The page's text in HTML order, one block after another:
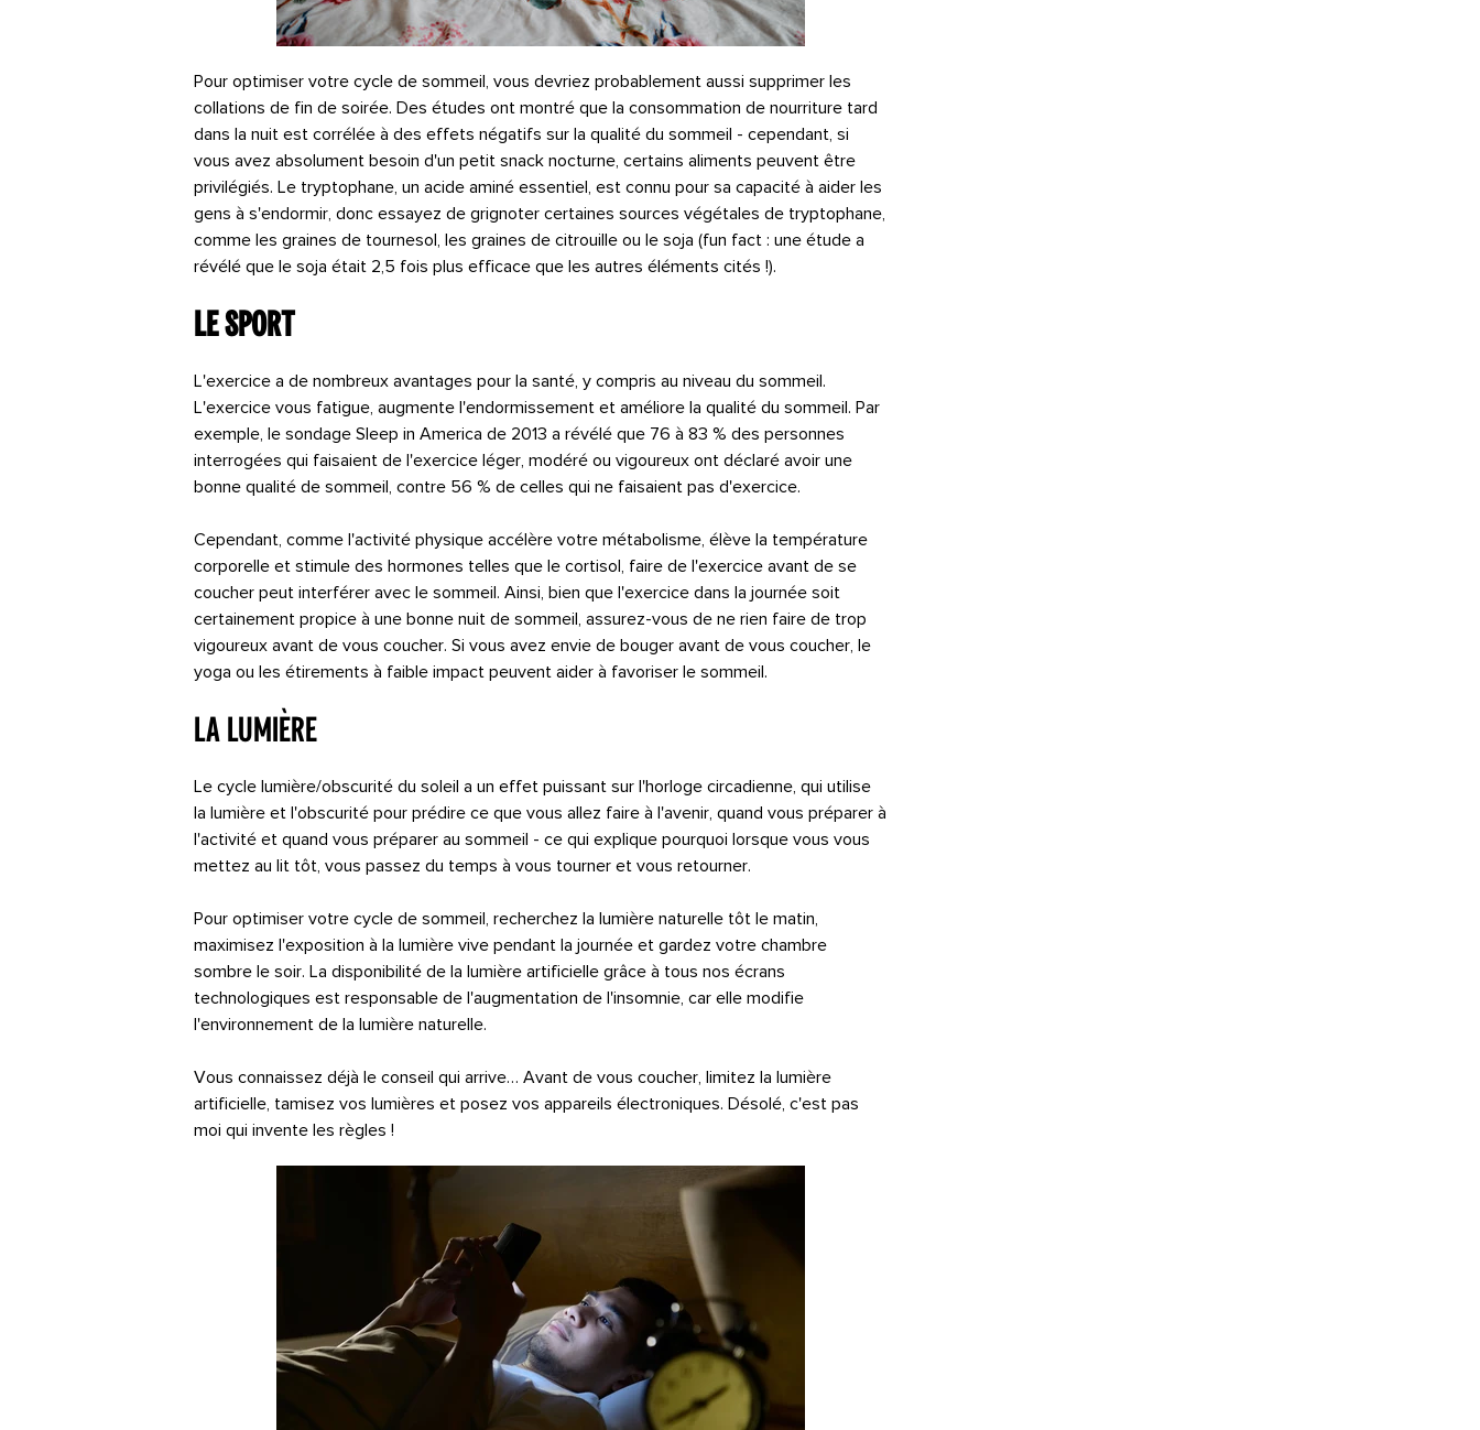
Pour optimiser votre cycle de sommeil, vous devriez probablement aussi supprimer les
collations de fin de soirée. Des études ont montré que la consommation de nourriture tard
dans la nuit est corrélée à des effets négatifs sur la qualité du sommeil - cependant, si
vous avez absolument besoin d'un petit snack nocturne, certains aliments peuvent être
privilégiés. Le tryptophane, un acide aminé essentiel, est connu pour sa capacité à aider les
gens à s'endormir, donc essayez de grignoter certaines sources végétales de tryptophane,
comme les graines de tournesol, les graines de citrouille ou le soja (fun fact : une étude a
révélé que le soja était 2,5 fois plus efficace que les autres éléments cités !).
Le sport
L'exercice a de nombreux avantages pour la santé, y compris au niveau du sommeil.
L'exercice vous fatigue, augmente l'endormissement et améliore la qualité du sommeil. Par
exemple, le sondage Sleep in America de 2013 a révélé que 76 à 83 % des personnes
interrogées qui faisaient de l'exercice léger, modéré ou vigoureux ont déclaré avoir une
bonne qualité de sommeil, contre 56 % de celles qui ne faisaient pas d'exercice.
Cependant, comme l'activité physique accélère votre métabolisme, élève la température
corporelle et stimule des hormones telles que le cortisol, faire de l'exercice avant de se
coucher peut interférer avec le sommeil. Ainsi, bien que l'exercice dans la journée soit
certainement propice à une bonne nuit de sommeil, assurez-vous de ne rien faire de trop
vigoureux avant de vous coucher. Si vous avez envie de bouger avant de vous coucher, le
yoga ou les étirements à faible impact peuvent aider à favoriser le sommeil.
La lumière
Le cycle lumière/obscurité du soleil a un effet puissant sur l'horloge circadienne, qui utilise
la lumière et l'obscurité pour prédire ce que vous allez faire à l'avenir, quand vous préparer à
l'activité et quand vous préparer au sommeil - ce qui explique pourquoi lorsque vous vous
mettez au lit tôt, vous passez du temps à vous tourner et vous retourner.
Pour optimiser votre cycle de sommeil, recherchez la lumière naturelle tôt le matin,
maximisez l'exposition à la lumière vive pendant la journée et gardez votre chambre
sombre le soir. La disponibilité de la lumière artificielle grâce à tous nos écrans
technologiques est responsable de l'augmentation de l'insomnie, car elle modifie
l'environnement de la lumière naturelle.
Vous connaissez déjà le conseil qui arrive… Avant de vous coucher, limitez la lumière
artificielle, tamisez vos lumières et posez vos appareils électroniques. Désolé, c'est pas
moi qui invente les règles !